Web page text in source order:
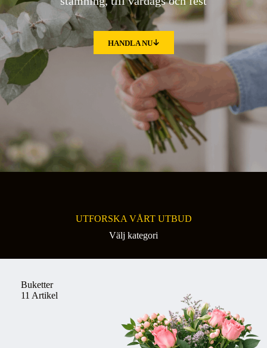
HANDLA NU
UTFORSKA VÅRT UTBUD
Välj kategori
Buketter
11 Artikel